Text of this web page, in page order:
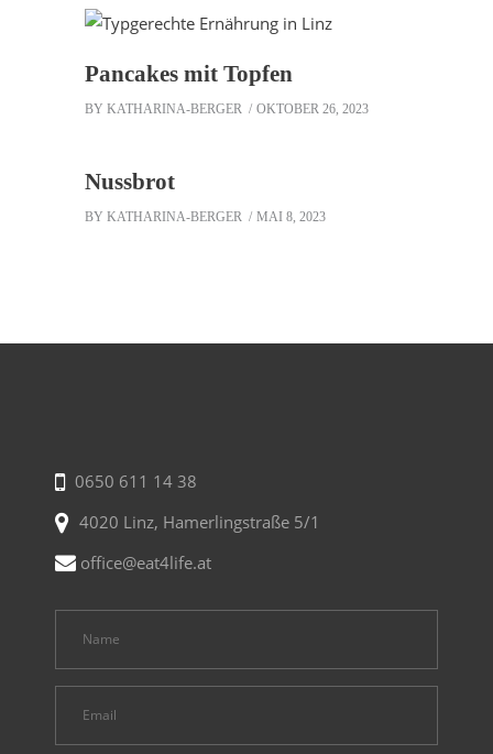
Pancakes mit Topfen
BY KATHARINA-BERGER OKTOBER 26, 2023
Nussbrot
BY KATHARINA-BERGER MAI 8, 2023
0650 611 14 38
4020 Linz, Hamerlingstraße 5/1
office@eat4life.at